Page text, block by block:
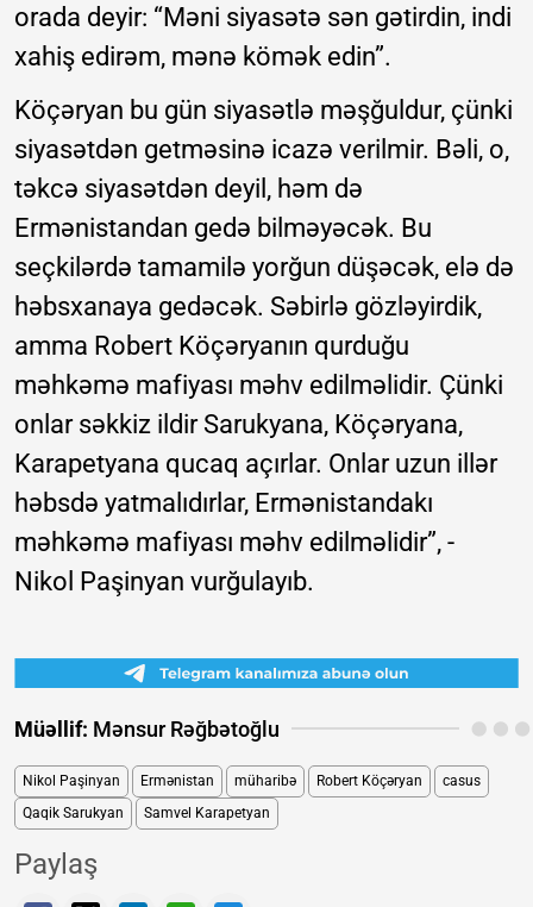
orada deyir: “Məni siyasətə sən gətirdin, indi
xahiş edirəm, mənə kömək edin”.
Köçəryan bu gün siyasətlə məşğuldur, çünki
siyasətdən getməsinə icazə verilmir. Bəli, o,
təkcə siyasətdən deyil, həm də
Ermənistandan gedə bilməyəcək. Bu
seçkilərdə tamamilə yorğun düşəcək, elə də
həbsxanaya gedəcək. Səbirlə gözləyirdik,
amma Robert Köçəryanın qurduğu
məhkəmə mafiyası məhv edilməlidir. Çünki
onlar səkkiz ildir Sarukyana, Köçəryana,
Karapetyana qucaq açırlar. Onlar uzun illər
həbsdə yatmalıdırlar, Ermənistandakı
məhkəmə mafiyası məhv edilməlidir”, -
Nikol Paşinyan vurğulayıb.
Müəllif: Mənsur Rəğbətoğlu
Nikol Paşinyan Ermənistan müharibə Robert Köçəryan
casus
Qaqik Sarukyan
Samvel Karapetyan
Paylaş